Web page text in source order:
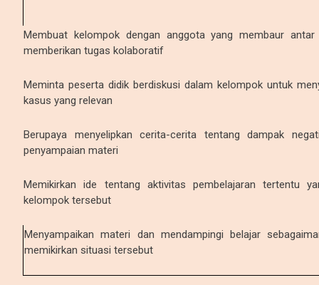
Membuat kelompok dengan anggota yang membaur
memberikan tugas kolaboratif
Meminta peserta didik berdiskusi dalam kelompok untuk
kasus yang relevan
Berupaya menyelipkan cerita-cerita tentang dampak
penyampaian materi
Memikirkan ide tentang aktivitas pembelajaran tertentu
kelompok tersebut
Menyampaikan materi dan mendampingi belajar
memikirkan situasi tersebut